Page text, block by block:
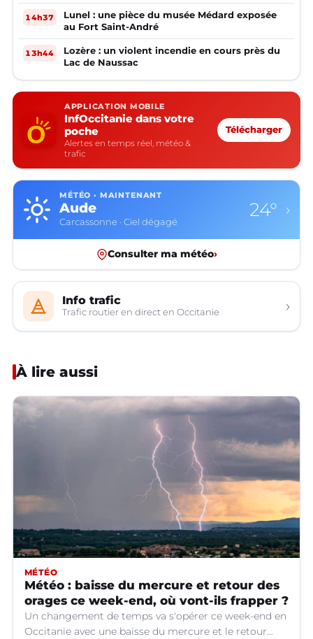
14h37
Lunel : une pièce du musée Médard exposée
au Fort Saint-André
13h44
Lozère : un violent incendie en cours près du
Lac de Naussac
APPLICATION MOBILE
InfOccitanie dans votre
poche
Alertes en temps réel, météo &
trafic
Télécharger
MÉTÉO · MAINTENANT
Aude
Carcassonne · Ciel dégagé
24° ›
Consulter ma météo›
Info trafic
Trafic routier en direct en Occitanie ›
À lire aussi
MÉTÉO
Météo : baisse du mercure et retour des
orages ce week-end, où vont-ils frapper ?
Un changement de temps va s'opérer ce week-end en
Occitanie avec une baisse du mercure et le retour